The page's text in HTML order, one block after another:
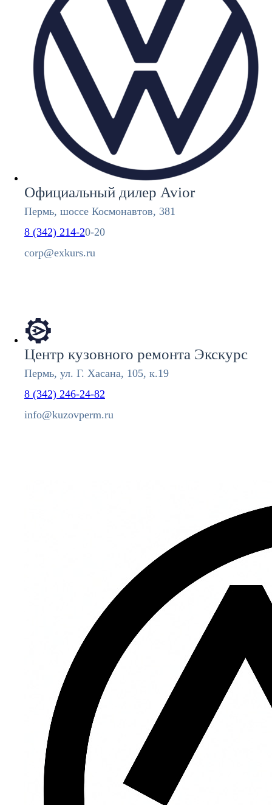
Официальный дилер Avior
Пермь, шоссе Космонавтов, 381
8 (342) 214-20-20
corp@exkurs.ru
Центр кузовного ремонта Экскурс
Пермь, ул. Г. Хасана, 105, к.19
8 (342) 246-24-82
info@kuzovperm.ru